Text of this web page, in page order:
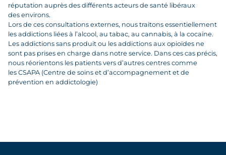
réputation auprès des différents acteurs de santé libéraux
des environs.
Lors de ces consultations externes, nous traitons essentiellement
les addictions liées à l’alcool, au tabac, au cannabis, à la cocaïne.
Les addictions sans produit ou les addictions aux opioïdes ne
sont pas prises en charge dans notre service. Dans ces cas précis,
nous réorientons les patients vers d’autres centres comme
les CSAPA (Centre de soins et d’accompagnement et de
prévention en addictologie)